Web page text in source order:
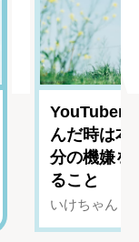
YouTuber
んだ時は
分の機嫌を
ること
いけちゃん（